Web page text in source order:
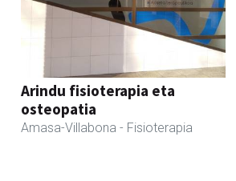
Arindu fisioterapia eta
osteopatia
Amasa-Villabona - Fisioterapia